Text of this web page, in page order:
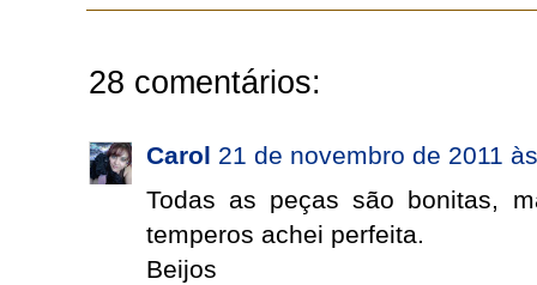
28 comentários:
Carol 21 de novembro de 2011
Todas as peças são bonitas,
temperos achei perfeita.
Beijos